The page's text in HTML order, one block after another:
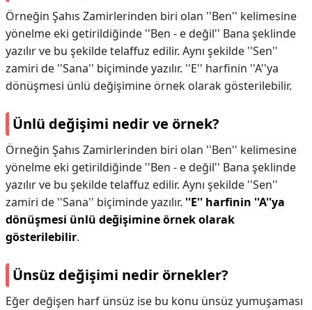
Örneğin Şahıs Zamirlerinden biri olan ''Ben'' kelimesine
yönelme eki getirildiğinde ''Ben - e değil'' Bana şeklinde
yazılır ve bu şekilde telaffuz edilir. Aynı şekilde ''Sen''
zamiri de ''Sana'' biçiminde yazılır. ''E'' harfinin ''A''ya
dönüşmesi ünlü değişimine örnek olarak gösterilebilir.
Ünlü değişimi nedir ve örnek?
Örneğin Şahıs Zamirlerinden biri olan ''Ben'' kelimesine
yönelme eki getirildiğinde ''Ben - e değil'' Bana şeklinde
yazılır ve bu şekilde telaffuz edilir. Aynı şekilde ''Sen''
zamiri de ''Sana'' biçiminde yazılır. ''E'' harfinin ''A''ya
dönüşmesi ünlü değişimine örnek olarak
gösterilebilir.
Ünsüz değişimi nedir örnekler?
Eğer değişen harf ünsüz ise bu konu ünsüz yumuşaması